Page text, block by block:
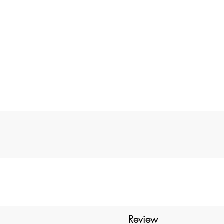
Review